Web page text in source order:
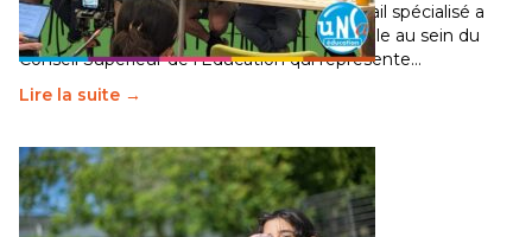
Pendant plusieurs mois, un groupe de travail spécialisé a
travaillé sur la transition écologique de l’Ecole au sein du
Conseil Supérieur de l’Éducation qui représente…
Lire la suite →